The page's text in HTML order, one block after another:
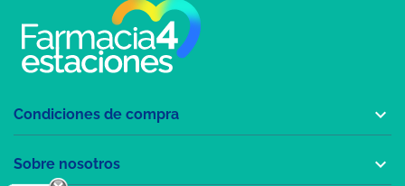
Condiciones de compra 
Sobre nosotros 